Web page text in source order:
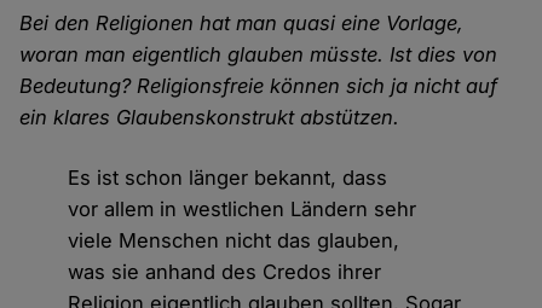
Bei den Religionen hat man quasi eine Vorlage,
woran man eigentlich glauben müsste. Ist dies von
Bedeutung? Religionsfreie können sich ja nicht auf
ein klares Glaubenskonstrukt abstützen.
Es ist schon länger bekannt, dass
vor allem in westlichen Ländern sehr
viele Menschen nicht das glauben,
was sie anhand des Credos ihrer
Religion eigentlich glauben sollten. Sogar